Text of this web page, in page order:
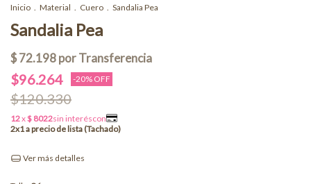
Inicio . Material . Cuero . Sandalia Pea
Sandalia Pea
$96.264 -20% OFF
$120.330
Ver más detalles